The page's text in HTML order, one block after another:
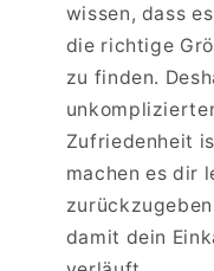
wissen, dass
die richtige
zu finden.
Zufriedenheit
machen es dir
damit dein